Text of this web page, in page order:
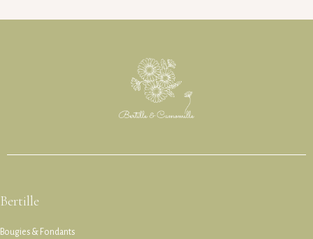
Bertille
Bougies & Fondants